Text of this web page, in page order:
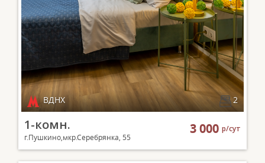
ВДНХ 2
1-комн.
г.Пушкино,мкр.Серебрянка, 55
3 000р/сут